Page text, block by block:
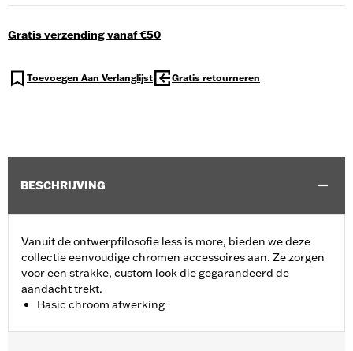
Gratis verzending vanaf €50
Toevoegen Aan Verlanglijst Gratis retourneren
BESCHRIJVING
Vanuit de ontwerpfilosofie less is more, bieden we deze
collectie eenvoudige chromen accessoires aan. Ze zorgen
voor een strakke, custom look die gegarandeerd de
aandacht trekt.
Basic chroom afwerking